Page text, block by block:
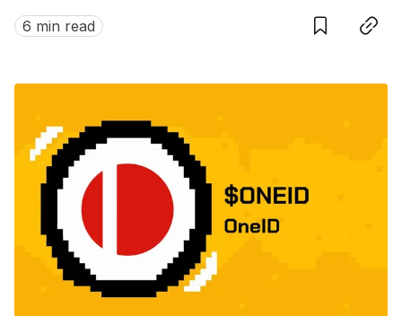
ra kỷ nguyên mới: staking on-chain mà không cần
đánh đổi giữa phần thưởng và thanh khoản.
6 min read